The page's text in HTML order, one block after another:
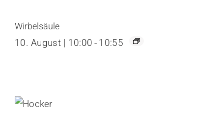
Wirbelsäule
10. August | 10:00 - 10:55